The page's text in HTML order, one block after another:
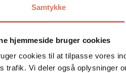
Samtykke
hjemmeside bruger cookies
cookies til at tilpasse vores
trafik. Vi deler også oplysninger